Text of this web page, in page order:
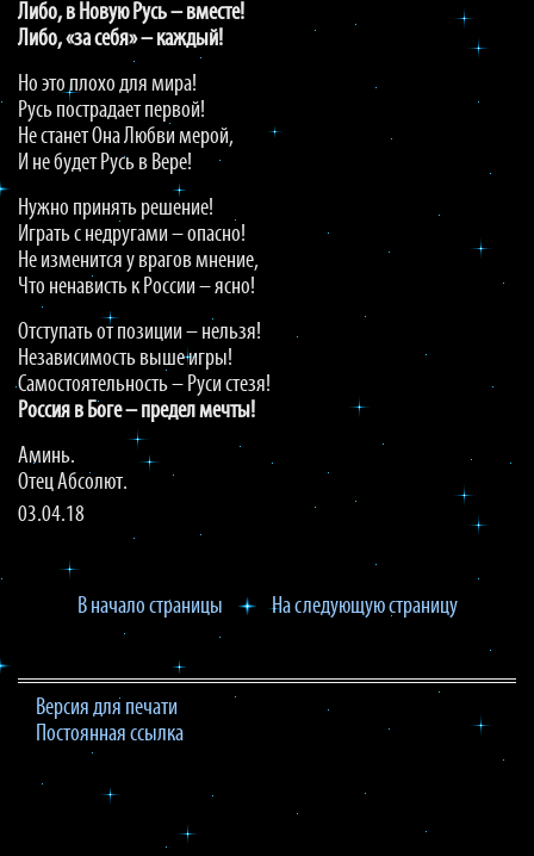
Либо, в Новую Русь – вместе!
Либо, «за себя» – каждый!
Но это плохо для мира!
Русь пострадает первой!
Не станет Она Любви мерой,
И не будет Русь в Вере!
Нужно принять решение!
Играть с недругами – опасно!
Не изменится у врагов мнение,
Что ненависть к России – ясно!
Отступать от позиции – нельзя!
Независимость выше игры!
Самостоятельность – Руси стезя!
Россия в Боге – предел мечты!
Аминь.
Отец Абсолют.
03.04.18
В начало страницы На следующую страницу
Версия для печати
Постоянная ссылка